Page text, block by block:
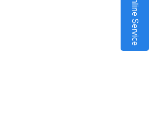
Online Service